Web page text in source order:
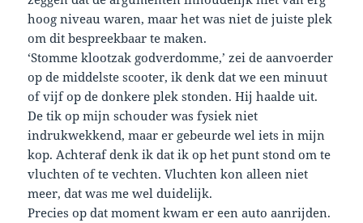
hoog niveau waren, maar het was niet de juiste plek
om dit bespreekbaar te maken.
‘Stomme klootzak godverdomme,’ zei de aanvoerder
op de middelste scooter, ik denk dat we een minuut
of vijf op de donkere plek stonden. Hij haalde uit.
De tik op mijn schouder was fysiek niet
indrukwekkend, maar er gebeurde wel iets in mijn
kop. Achteraf denk ik dat ik op het punt stond om te
vluchten of te vechten. Vluchten kon alleen niet
meer, dat was me wel duidelijk.
Precies op dat moment kwam er een auto aanrijden.